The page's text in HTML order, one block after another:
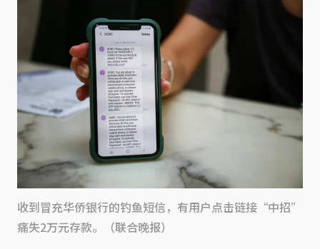
收到冒充华侨银行的钓鱼短信，有用户点击链接“中招”
痛失2万元存款。（联合晚报）